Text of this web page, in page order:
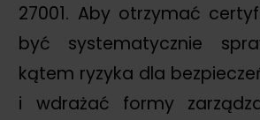
27001. Aby otrzymać
być systematycznie
kątem ryzyka dla
i wdrażać formy